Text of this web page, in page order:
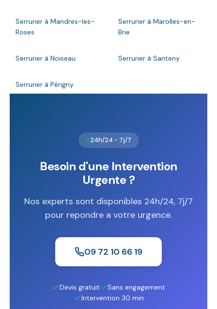
Serrurier à Mandres-les-
Roses
Serrurier à Marolles-en-
Brie
Serrurier à Noiseau Serrurier à Santeny
Serrurier à Périgny
24h/24 - 7j/7
Besoin d'une Intervention
Urgente ?
Nos experts sont disponibles 24h/24, 7j/7
pour repondre a votre urgence.
09 72 10 66 19
Devis gratuit
Sans engagement
Intervention 30 min